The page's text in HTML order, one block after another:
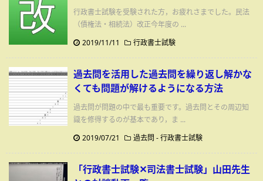
行政書士試験を受験された方，お疲れさまでした。民法
（債権法・相続法）改正今年度の ...
2019/11/11
行政書士試験
過去問を活用した過去問を繰り返し解かな
くても問題が解けるようになる方法
過去問が問題の中で最も重要です。過去問とその周辺知
識を修得するのが基本であり，ま ...
2019/07/21
過去問 -行政書士試験
「行政書士試験✕司法書士試験」山田先生